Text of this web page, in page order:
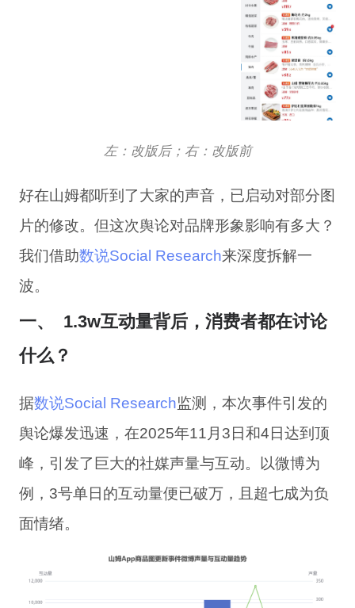
左：改版后；右：改版前
好在山姆都听到 了大家的声音， 已启动对部分图
片的修改。 但这次舆论对品牌形象影响有多大 ？
我们借助数说Social Research来深度拆解一
波。
一、 1.3w互动量背后，消费者都在讨论
什么？
据数说Social Research监测 ， 本次事件引发的
舆论爆发迅速 ， 在2025年11月3日和4日达到顶
峰，引发了巨大的社媒声量与互动。
以微博为
例 ， 3号单日的互动量便已破万， 且 超七成为负
面情绪。